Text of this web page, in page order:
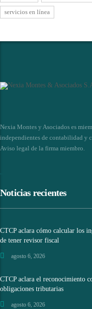
servicios en línea
Nexia Montes y Asociados es
independientes de contabilidad y
Aviso legal de la firma miembro.
Noticias recientes
CTCP aclara cómo calcular los
de tener revisor fiscal
agosto 6, 2026
CTCP aclara el reconocimiento
obligaciones tributarias
agosto 6, 2026